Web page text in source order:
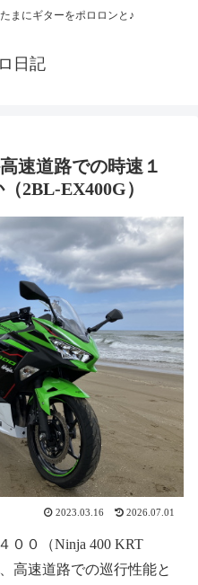
まにギターをポロロンと♪
日記
速道路での時速１
2BL-EX400G）
2023.03.16 2026.07.01
００（Ninja 400 KRT
高速道路での巡行性能と